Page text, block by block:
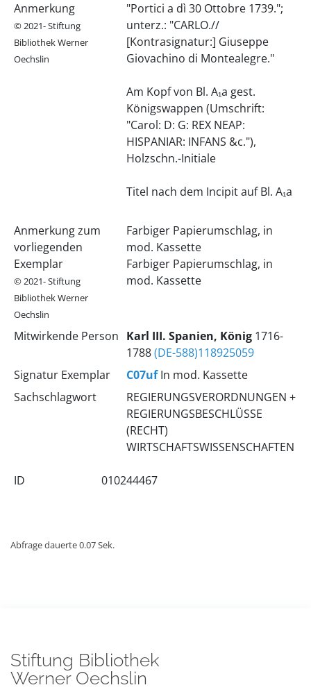
Anmerkung
© 2021- Stiftung
Bibliothek Werner
Oechslin
"Portici a dì 30 Ottobre 1739.";
unterz.: "CARLO.//
[Kontrasignatur:] Giuseppe
Giovachino di Montealegre."
Am Kopf von Bl. A₁a gest.
Königswappen (Umschrift:
"Carol: D: G: REX NEAP:
HISPANIAR: INFANS &c."),
Holzschn.-Initiale
Titel nach dem Incipit auf Bl. A₁a
Anmerkung zum
vorliegenden
Exemplar
© 2021- Stiftung
Bibliothek Werner
Oechslin
Farbiger Papierumschlag, in
mod. Kassette
Farbiger Papierumschlag, in
mod. Kassette
Mitwirkende Person Karl III. Spanien, König1716-
1788(DE-588)118925059
Signatur Exemplar
C07ufIn mod. Kassette
Sachschlagwort
REGIERUNGSVERORDNUNGEN +
REGIERUNGSBESCHLÜSSE
(RECHT)
WIRTSCHAFTSWISSENSCHAFTEN
ID 010244467
Abfrage dauerte 0.07 Sek.
Stiftung Bibliothek
Werner Oechslin